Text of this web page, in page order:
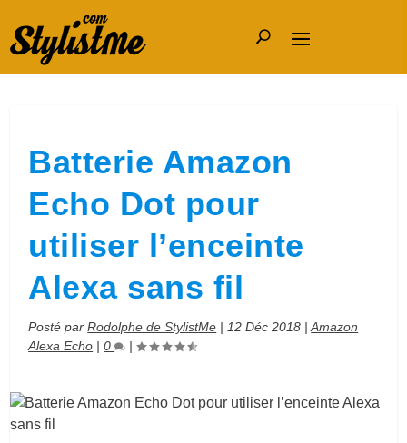
Batterie Amazon
Echo Dot pour
utiliser l’enceinte
Alexa sans fil
Posté parRodolphe de StylistMe | 12 Déc 2018 |Amazon
Alexa Echo |0 |